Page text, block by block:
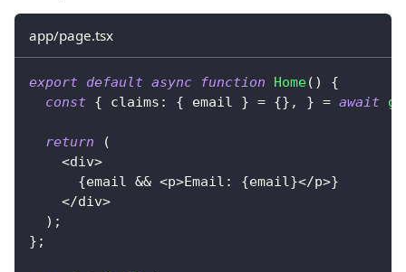
app/page.tsx
export default async function Home( )
{
const { claims : { email } = {} , } = await
return
(
<div>
{email && <p>Email : {email}</p>}
</div>
) ;
} ;